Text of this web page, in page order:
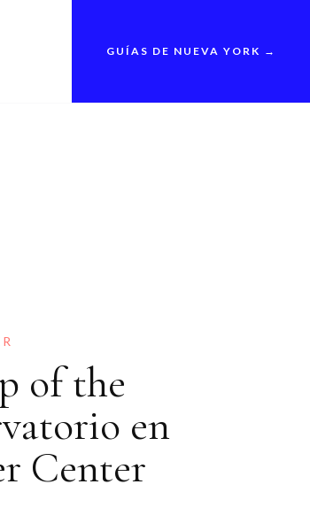
GUÍAS DE NUEVA YORK →
of the
en
Center